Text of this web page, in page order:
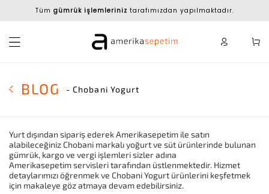
Tüm gümrük işlemleriniz tarafımızdan yapılmaktadır.
BLOG - Chobani Yogurt
Yurt dışından sipariş ederek Amerikasepetim ile satın
alabileceğiniz Chobani markalı yoğurt ve süt ürünlerinde bulunan
gümrük, kargo ve vergi işlemleri sizler adına
Amerikasepetim servisleri tarafından üstlenmektedir. Hizmet
detaylarımızı öğrenmek ve Chobani Yogurt ürünlerini keşfetmek
için makaleye göz atmaya devam edebilirsiniz.